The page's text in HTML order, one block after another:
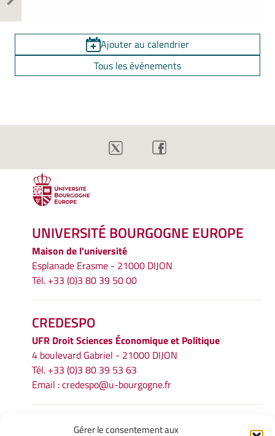
Gérer le consentement aux
Ajouter au calendrier
Tous les événements
UNIVERSITÉ BOURGOGNE EUROPE
Maison de l'université
Esplanade Erasme - 21000 DIJON
Tél. +33 (0)3 80 39 50 00
CREDESPO
UFR Droit Sciences Économique et Politique
4 boulevard Gabriel - 21000 DIJON
Tél. +33 (0)3 80 39 53 63
Email :credespo@u-bourgogne.fr
INFORMATIONS LÉGALES